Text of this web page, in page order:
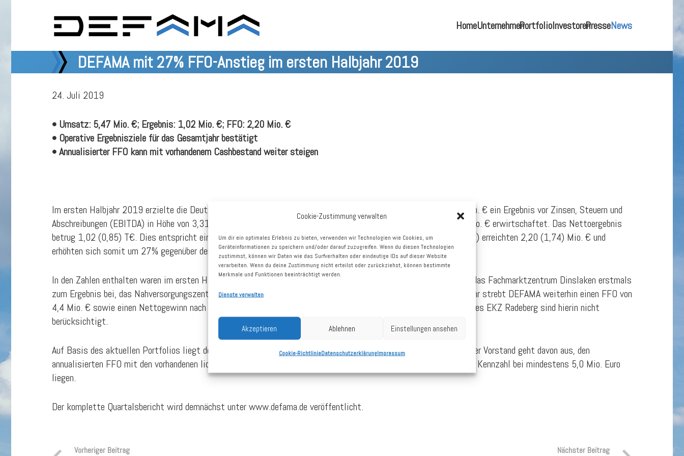
Cookie-Zustimmung verwalten
Um dir ein optimales Erlebnis zu bieten, verwenden wir Technologien wie Cookies, um
Geräteinformationen zu speichern und/oder darauf zuzugreifen. Wenn du diesen Technologien
zustimmst, können wir Daten wie das Surfverhalten oder eindeutige IDs auf dieser Website
verarbeiten. Wenn du deine Zustimmung nicht erteilst oder zurückziehst, können bestimmte
Merkmale und Funktionen beeinträchtigt werden.
Dienste verwalten
Akzeptieren Ablehnen Einstellungen ansehen
Cookie-RichtlinieDatenschutzerklärungImpressum
HomeUnternehmenPortfolioInvestorenPresseNews
DEFAMA mit 27% FFO-Anstieg im ersten Halbjahr 2019
24. Juli 2019
• Umsatz: 5,47 Mio. €; Ergebnis: 1,02 Mio. €; FFO: 2,20 Mio. €
• Operative Ergebnisziele für das Gesamtjahr bestätigt
• Annualisierter FFO kann mit vorhandenem Cashbestand weiter steigen
Im ersten Halbjahr 2019 erzielte die Deutsche Fachmarkt AG (DEFAMA) bei einem Umsatz von 5,47 (Vj. 4,23) Mio. € ein Ergebnis vor Zinsen, Steuern und
Abschreibungen (EBITDA) in Höhe von 3,31 (2,58) Mio. €. Dabei wurde ein Ergebnis vor Steuern von 1,33 (1,08) Mio. € erwirtschaftet. Das Nettoergebnis
betrug 1,02 (0,85) T€. Dies entspricht einem Gewinn von 0,26 (0,24) € je Aktie. Die Funds From Operations (FFO) erreichten 2,20 (1,74) Mio. € und
erhöhten sich somit um 27% gegenüber dem Vorjahreszeitraum.
In den Zahlen enthalten waren im ersten Halbjahr 2019 die Erträge von 30 Bestandsobjekten. Ab Mitte Juli trägt das Fachmarktzentrum Dinslaken erstmals
zum Ergebnis bei, das Nahversorgungszentrum Sternberg voraussichtlich ab dem Schlussquartal. Für das Gesamtjahr strebt DEFAMA weiterhin einen FFO von
4,4 Mio. € sowie einen Nettogewinn nach HGB von 2,2 Mio. € an. Effekte aus dem geplanten Umbau und Verkauf des EKZ Radeberg sind hierin nicht
berücksichtigt.
Auf Basis des aktuellen Portfolios liegt der annualisierte FFO bei gut 4,7 Mio. €, entsprechend 1,22 € je Aktie. Der Vorstand geht davon aus, den
annualisierten FFO mit den vorhandenen liquiden Mitteln noch weiter steigern zu können. Per Ende 2019 soll diese Kennzahl bei mindestens 5,0 Mio. Euro
liegen.
Der komplette Quartalsbericht wird demnächst unter www.defama.de veröffentlicht.
Vorheriger Beitrag Nächster Beitrag